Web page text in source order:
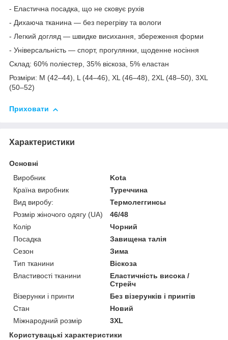
- Еластична посадка, що не сковує рухів
- Дихаюча тканина — без перегріву та вологи
- Легкий догляд — швидке висихання, збереження форми
- Універсальність — спорт, прогулянки, щоденне носіння
Склад: 60% поліестер, 35% віскоза, 5% еластан
Розміри: M (42–44), L (44–46), XL (46–48), 2XL (48–50), 3XL
(50–52)
Приховати
Характеристики
Основні
Виробник
Kota
Країна виробник
Туреччина
Вид виробу:
Термолеггинсы
Розмір жіночого одягу (UA)
46/48
Колір
Чорний
Посадка
Завищена талія
Сезон
Зима
Тип тканини
Віскоза
Властивості тканини
Еластичність висока /
Стрейч
Візерунки і принти
Без візерунків і принтів
Стан
Новий
Міжнародний розмір
3XL
Користувацькі характеристики